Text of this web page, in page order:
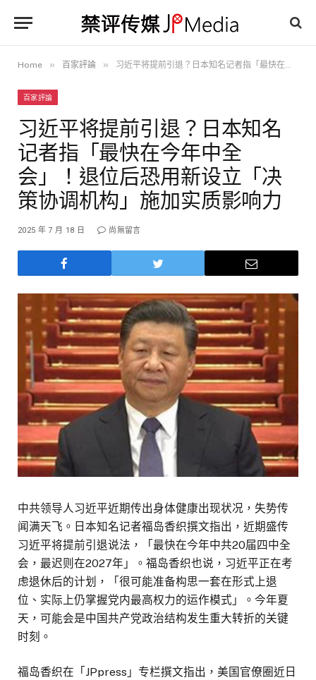
Home » 百家評論 » 习近平将提前引退？日本知名记者指「最快在今年中全会」！退位后恐用新设立「决策协调机构」施加实质影响力
百家評論
习近平将提前引退？日本知名
记者指「最快在今年中全
会」！退位后恐用新设立「决
策协调机构」施加实质影响力
2025 年 7 月 18 日 尚無留言
中共领导人习近平近期传出身体健康出现状况，失势传
闻满天飞。日本知名记者福岛香织撰文指出，近期盛传
习近平将提前引退说法，「最快在今年中共20届四中全
会，最迟则在2027年」。福岛香织也说，习近平正在考
虑退休后的计划，「很可能准备构思一套在形式上退
位、实际上仍掌握党内最高权力的运作模式」。今年夏
天，可能会是中国共产党政治结构发生重大转折的关键
时刻。
福岛香织在「JPpress」专栏撰文指出，美国官僚圈近日